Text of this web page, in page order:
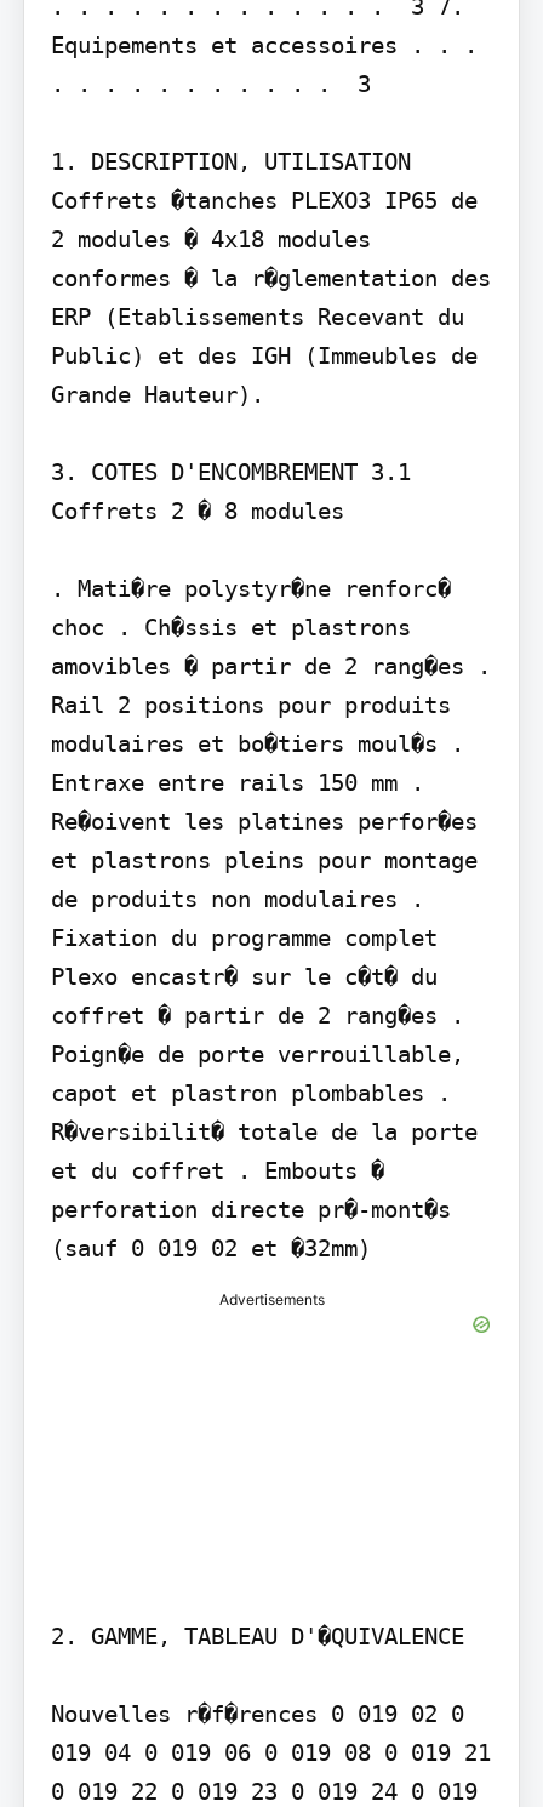
. . . . . . . . . . . . .  3 7.
Equipements et accessoires . . .
. . . . . . . . . . .  3
1. DESCRIPTION, UTILISATION
Coffrets �tanches PLEXO3 IP65 de
2 modules � 4x18 modules
conformes � la r�glementation des
ERP (Etablissements Recevant du
Public) et des IGH (Immeubles de
Grande Hauteur).
3. COTES D'ENCOMBREMENT 3.1
Coffrets 2 � 8 modules
. Mati�re polystyr�ne renforc�
choc . Ch�ssis et plastrons
amovibles � partir de 2 rang�es .
Rail 2 positions pour produits
modulaires et bo�tiers moul�s .
Entraxe entre rails 150 mm .
Re�oivent les platines perfor�es
et plastrons pleins pour montage
de produits non modulaires .
Fixation du programme complet
Plexo encastr� sur le c�t� du
coffret � partir de 2 rang�es .
Poign�e de porte verrouillable,
capot et plastron plombables .
R�versibilit� totale de la porte
et du coffret . Embouts �
perforation directe pr�-mont�s
(sauf 0 019 02 et �32mm)
Advertisements
2. GAMME, TABLEAU D'�QUIVALENCE
Nouvelles r�f�rences 0 019 02 0
019 04 0 019 06 0 019 08 0 019 21
0 019 22 0 019 23 0 019 24 0 019